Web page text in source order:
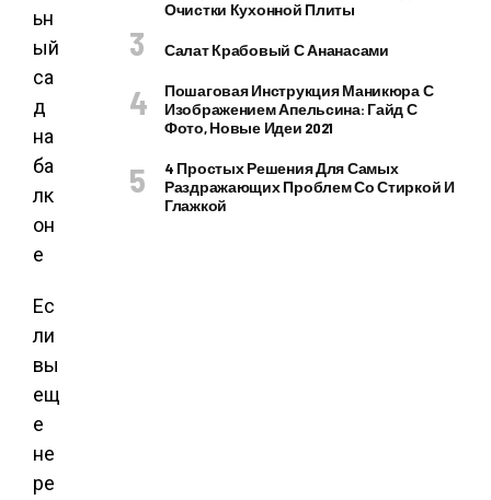
Ес
ли
вы
ещ
е
не
ре
Очистки Кухонной Плиты
Салат Крабовый С Ананасами
Пошаговая Инструкция Маникюра С
Изображением Апельсина: Гайд С
Фото, Новые Идеи 2021
4 Простых Решения Для Самых
Раздражающих Проблем Со Стиркой И
Глажкой